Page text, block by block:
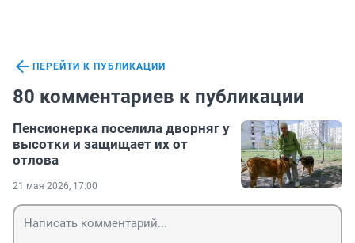
ПЕРЕЙТИ К ПУБЛИКАЦИИ
80 комментариев к публикации
Пенсионерка поселила дворняг у
высотки и защищает их от
отлова
21 мая 2026, 17:00